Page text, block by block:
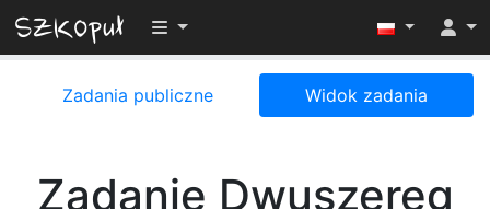
Przełącz widoczność menu
Zadania publiczne Widok zadania
Zadanie Dwuszereg